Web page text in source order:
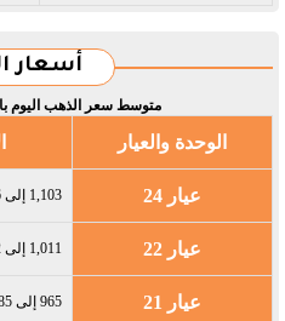
أسعار
متوسط سعر الذهب اليوم
الوحدة والعيار
عيار 24 1,103 إلى 1,126
عيار 22 1,011 إلى 1,032
عيار 21 965 إلى 985